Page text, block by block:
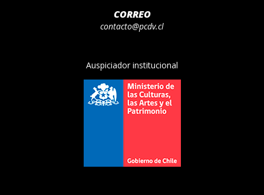
CORREO
contacto@pcdv.cl
Auspiciador institucional